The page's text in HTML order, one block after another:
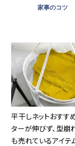
家事のコツ
平干しネットおすす
ターが伸びず、型崩
も売れているアイテ